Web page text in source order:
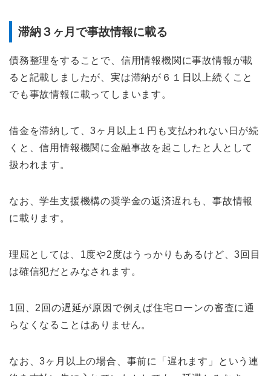
滞納３ヶ月で事故情報に載る
債務整理をすることで、信用情報機関に事故情報が載
ると記載しましたが、実は滞納が６１日以上続くこと
でも事故情報に載ってしまいます。
借金を滞納して、3ヶ月以上１円も支払われない日が続
くと、信用情報機関に金融事故を起こしたと人として
扱われます。
なお、学生支援機構の奨学金の返済遅れも、事故情報
に載ります。
理屈としては、1度や2度はうっかりもあるけど、3回目
は確信犯だとみなされます。
1回、2回の遅延が原因で例えば住宅ローンの審査に通
らなくなることはありません。
なお、3ヶ月以上の場合、事前に「遅れます」という連